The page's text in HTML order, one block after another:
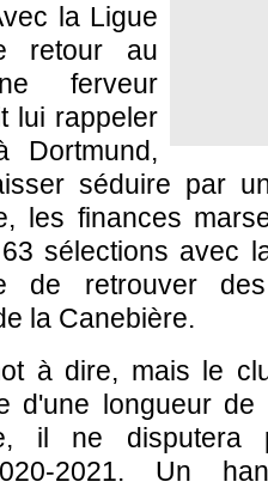
la Ligue
retour au
ferveur
lui rappeler
Dortmund,
séduire par
les finances
sélections avec
de retrouver
la Canebière.
à dire, mais le
d'une longueur
il ne disputera
2021. Un